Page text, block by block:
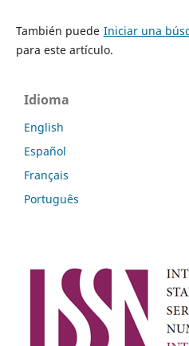
También puede Iniciar una
para este artículo.
Idioma
English
Español
Français
Português